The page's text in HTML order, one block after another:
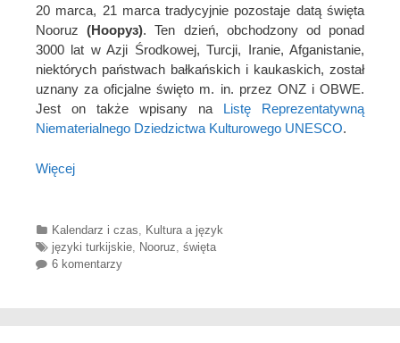
20 marca, 21 marca tradycyjnie pozostaje datą święta
Nooruz (Нооруз). Ten dzień, obchodzony od ponad
3000 lat w Azji Środkowej, Turcji, Iranie, Afganistanie,
niektórych państwach bałkańskich i kaukaskich, został
uznany za oficjalne święto m. in. przez ONZ i OBWE.
Jest on także wpisany na
Listę Reprezentatywną
Niematerialnego Dziedzictwa Kulturowego UNESCO.
Więcej
Categories
Kalendarz i czas
Kultura a język
Tags
języki turkijskie Nooruz święta
6 komentarzy